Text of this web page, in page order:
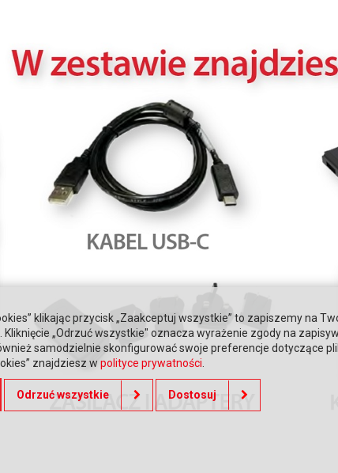
klikając przycisk „Zaakceptuj wszystkie” to zapiszemy na
„Odrzuć wszystkie" oznacza wyrażenie zgody na
samodzielnie skonfigurować swoje preferencje dotyczące
znajdziesz w polityce prywatności
Odrzuć wszystkie Dostosuj